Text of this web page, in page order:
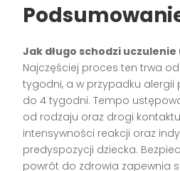
Jak długo schodzi
Najczęściej proces ten trwa
tygodni, a w przypadku
do 4 tygodni. Tempo
od rodzaju oraz drogi
intensywności reakcji oraz
predyspozycji dziecka.
powrót do zdrowia zapewnia